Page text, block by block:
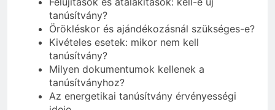
tanúsítvány?
Örökléskor és ajándékozásnál szükséges-e?
Kivételes esetek: mikor nem kell
tanúsítvány?
Milyen dokumentumok kellenek a
tanúsítványhoz?
Az energetikai tanúsítvány érvényességi